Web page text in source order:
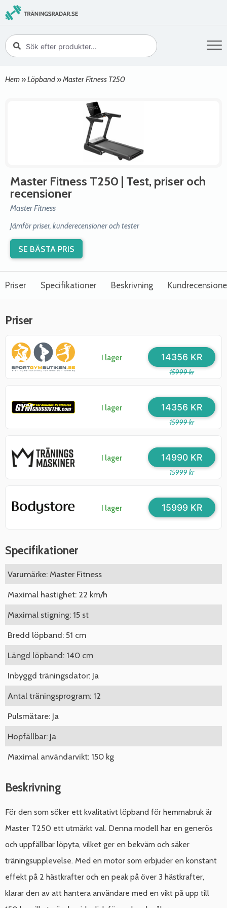
Hem »Löpband »Master Fitness T250
Master Fitness T250 | Test, priser och
recensioner
Master Fitness
Jämför priser, kunderecensioner och tester
SE BÄSTA PRIS
Priser Specifikationer Beskrivning
Priser
I lager
15999 kr
14356 KR
I lager
15999 kr
14356 KR
I lager
15999 kr
14990 KR
I lager 15999 KR
Specifikationer
Varumärke: Master Fitness
Maximal hastighet: 22 km/h
Maximal stigning: 15 st
Bredd löpband: 51 cm
Längd löpband: 140 cm
Inbyggd träningsdator: Ja
Antal träningsprogram: 12
Pulsmätare: Ja
Hopfällbar: Ja
Maximal användarvikt: 150 kg
Beskrivning
För den som söker ett kvalitativt löpband för hemmabruk är
Master T250 ett utmärkt val. Denna modell har en generös
och uppfällbar löpyta, vilket ger en bekväm och säker
träningsupplevelse. Med en motor som erbjuder en konstant
effekt på 2 hästkrafter och en peak på över 3 hästkrafter,
klarar den av att hantera användare med en vikt på upp till